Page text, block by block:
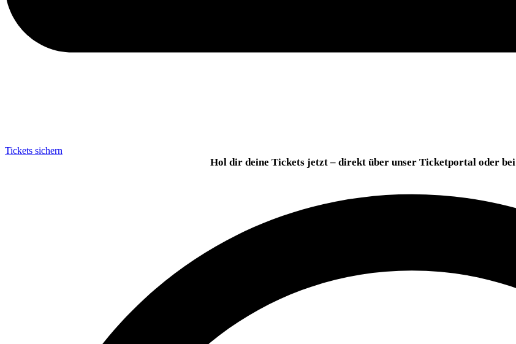
Tickets sichern
Hol dir deine Tickets jetzt – direkt über unser Ticketportal oder bei